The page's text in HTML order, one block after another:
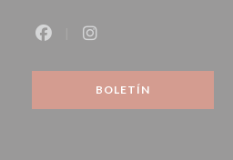
BOLETÍN